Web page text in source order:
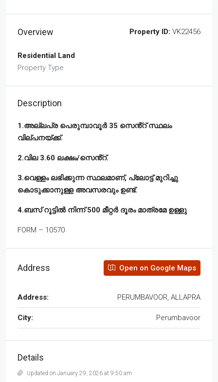
Overview Property ID: VK22456
Residential Land
Property Type
Description
1.അല്ലപ്ര പെരുമ്പാവൂർ 35 സെൻ്റ് സ്ഥലം
വില്പനയ്ക്ക്.
2.വില 3.60 ലക്ഷം/സെൻ്റ്.
3.വെള്ളം ലഭിക്കുന്ന സ്ഥലമാണ്, പ്ലോട്ട് മുറിച്ചു
കൊടുക്കാനുള്ള അവസരവും ഉണ്ട്.
4.ബസ് റൂട്ടിൽ നിന്ന് 500 മീറ്റർ ദൂരം മാത്രമേ ഉള്ളു
FORM – 10570
Address Open on Google Maps
Address: PERUMBAVOOR, ALLAPRA
City: Perumbavoor
Details
Updated on January 29, 2026 at 9:50 am